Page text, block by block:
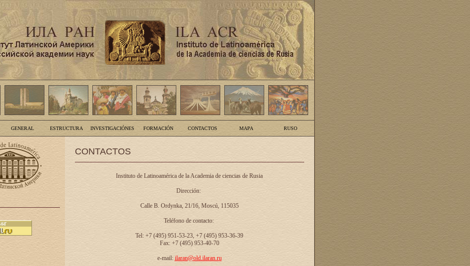
GENERAL ESTRUCTURA INVESTIGACIÓNES FORMACIÓN CONTACTOS MAPA RUSO
CONTACTOS
Instituto de Latinoamérica de la Academia de ciencias de Rusia
Dirección:
Calle B. Ordynka, 21/16, Moscú, 115035
Teléfono de contacto:
Tel: +7 (495) 951-53-23, +7 (495) 953-36-39
Fax: +7 (495) 953-40-70
e-mail: ilaran@old.ilaran.ru